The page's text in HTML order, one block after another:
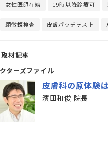
女性医師在籍 19時以降診療可
顕微鏡検査 皮膚パッチテスト
取材記事
ターズファイル
皮膚科の原体験
濱田和俊 院長